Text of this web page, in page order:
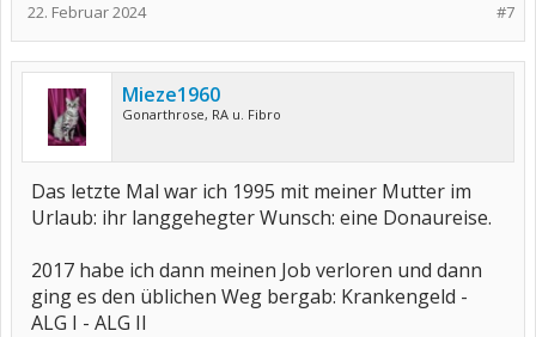
#7
22. Februar 2024
Mieze1960
Gonarthrose, RA u. Fibro
Das letzte Mal war ich 1995 mit meiner Mutter im
Urlaub: ihr langgehegter Wunsch: eine Donaureise.
2017 habe ich dann meinen Job verloren und dann
ging es den üblichen Weg bergab: Krankengeld -
ALG I - ALG II